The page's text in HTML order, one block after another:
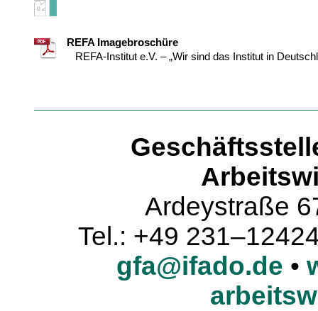
REFA Imagebroschüre
REFA-Institut e.V. – „Wir sind das Institut in
Ardeystraße
Tel.: +49
gfa@ifado.de •